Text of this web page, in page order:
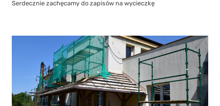
Serdecznie zachęcamy do zapisów na wycieczkę